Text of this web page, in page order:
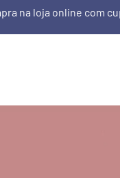
na loja online com